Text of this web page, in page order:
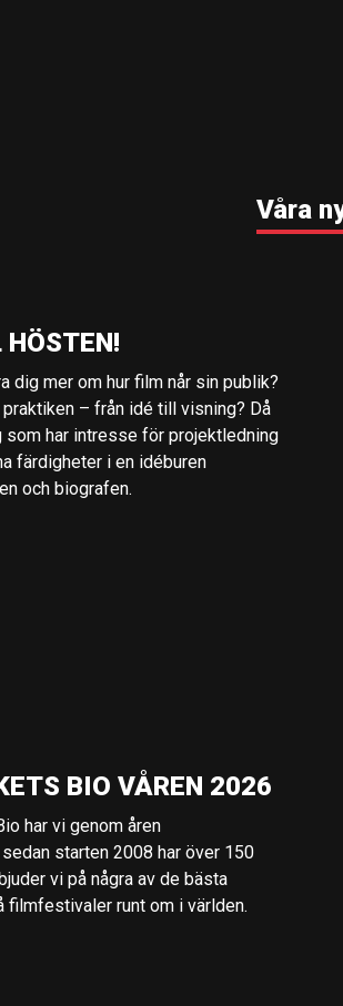
Våra
dig mer om hur film når sin publik?
– från idé till visning? Då
som har intresse för projektledning
färdigheter i en idéburen
och biografen.
BIO VÅREN 2026
har vi genom åren
starten 2008 har över 150
vi på några av de bästa
filmfestivaler runt om i världen.